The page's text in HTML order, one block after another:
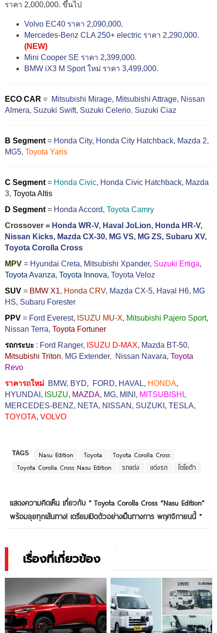
ราคา 2,000,000. ขึ้นไป
Volvo EC40 ราคา 2,090,000.
Mercedes-Benz CLA 250+ electric ราคา 2,290,000.
(NEW)
Mini Cooper SE ราคา 2,399,000.
BMW iX3 M Sport ใหม่ ราคา 3,499,000.
ECO CAR = Mitsubishi Mirage, Mitsubishi Attrage, Nissan
Almera, Suzuki Swift, Suzuki Celerio, Suzuki Ciaz
B Segment = Honda City, Honda City Hatchback, Mazda 2,
MG5, Toyota Yaris
C Segment = Honda Civic, Honda Civic Hatchback, Mazda
3, Toyota Altis
D Segment = Honda Accord, Toyota Camry
Crossover = Honda WR-V, Haval JoLion, Honda HR-V,
Nissan Kicks, Mazda CX-30, MG VS, MG ZS, Subaru XV,
Toyota Corolla Cross
MPV = Hyundai Creta, Mitsubishi Xpander, Suzuki Ertiga,
Toyota Avanza, Toyota Innova, Toyota Veloz
SUV = BMW X1, Honda CRV, Mazda CX-5, Haval H6, MG
HS, Subaru Forester
PPV = Ford Everest, ISUZU MU-X, Mitsubishi Pajero Sport,
Nissan Terra, Toyota Fortuner
รถกระบะ : Ford Ranger, ISUZU D-MAX, Mazda BT-50,
Mitsubishi Triton, MG Extender, Nissan Navara, Toyota
Revo
ราคารถใหม่ BMW, BYD, FORD, HAVAL, HONDA,
HYUNDAI , ISUZU, MAZDA, MG, MINI , MITSUBISHI ,
MERCEDES-BENZ, NETA, NISSAN , SUZUKI , TESLA,
TOYOTA, VOLVO
TAGS Nasu Edition Toyota
Toyota Corolla Cross
Toyota Corolla Cross Nasu Edition
รถแต่ง แต่งรถ โตโยต้า
แสดงความคิดเห็น เกี่ยวกับ " Toyota Corolla Cross “Nasu Edition”
พร้อมลุยทุกเส้นทาง! เตรียมเปิดตัวอย่างเป็นทางการ พฤศจิกายนนี้ "
เรื่องที่เกี่ยวข้อง